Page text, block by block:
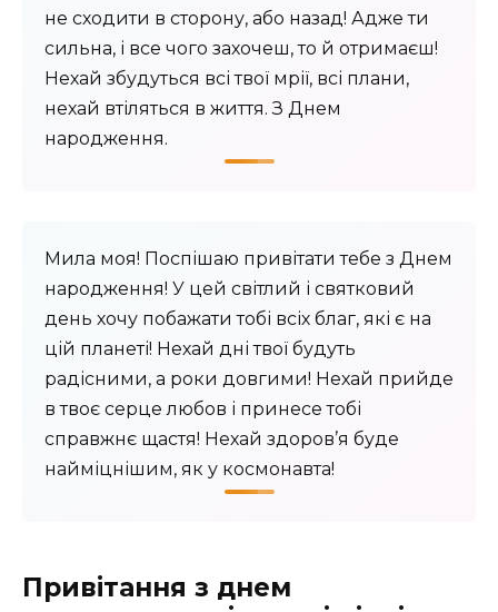
не сходити в сторону, або назад! Адже ти
сильна, і все чого захочеш, то й отримаєш!
Нехай збудуться всі твої мрії, всі плани,
нехай втіляться в життя. З Днем
народження.
Мила моя! Поспішаю привітати тебе з Днем
народження! У цей світлий і святковий
день хочу побажати тобі всіх благ, які є на
цій планеті! Нехай дні твої будуть
радісними, а роки довгими! Нехай прийде
в твоє серце любов і принесе тобі
справжнє щастя! Нехай здоров’я буде
найміцнішим, як у космонавта!
Привітання з днем